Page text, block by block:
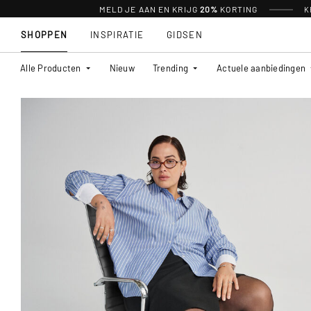
MELD JE AAN EN KRIJG 20% KORTING
SHOPPEN
Alle Producten Nieuw Trending Actuele aanbiedingen
INSPIRATIE GIDSEN